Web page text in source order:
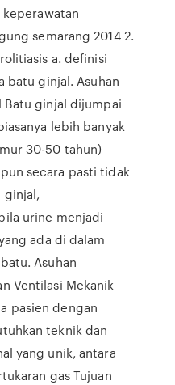
semarang 2014 2.
a. definisi
batu ginjal. Asuhan
Batu ginjal dijumpai
lebih banyak
30-50 tahun)
secara pasti tidak
ginjal,
urine menjadi
ada di dalam
Asuhan
Ventilasi Mekanik
pasien dengan
teknik dan
yang unik, antara
gas Tujuan